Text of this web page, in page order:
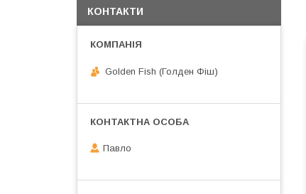
КОНТАКТИ
Golden Fish (Голден Фіш)
Павло